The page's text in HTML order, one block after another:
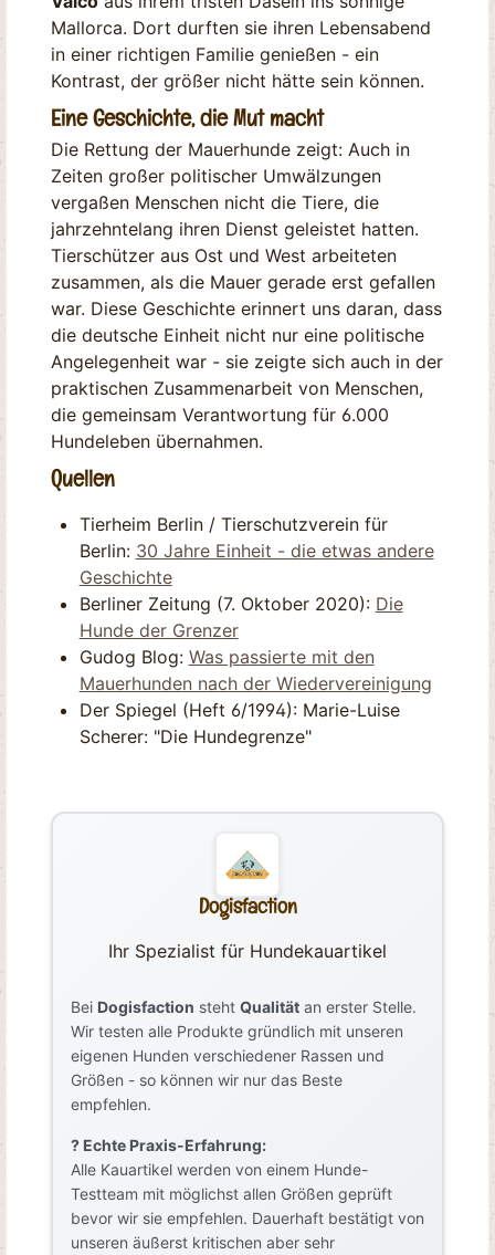
Mallorca. Dort durften sie ihren Lebensabend
in einer richtigen Familie genießen - ein
Kontrast, der größer nicht hätte sein können.
Eine Geschichte, die Mut macht
Die Rettung der Mauerhunde zeigt: Auch in
Zeiten großer politischer Umwälzungen
vergaßen Menschen nicht die Tiere, die
jahrzehntelang ihren Dienst geleistet hatten.
Tierschützer aus Ost und West arbeiteten
zusammen, als die Mauer gerade erst gefallen
war. Diese Geschichte erinnert uns daran, dass
die deutsche Einheit nicht nur eine politische
Angelegenheit war - sie zeigte sich auch in der
praktischen Zusammenarbeit von Menschen,
die gemeinsam Verantwortung für 6.000
Hundeleben übernahmen.
Quellen
Tierheim Berlin / Tierschutzverein für
Berlin: 30 Jahre Einheit - die etwas andere
Geschichte
Berliner Zeitung (7. Oktober 2020): Die
Hunde der Grenzer
Gudog Blog: Was passierte mit den
Mauerhunden nach der Wiedervereinigung
Der Spiegel (Heft 6/1994): Marie-Luise
Scherer: "Die Hundegrenze"
Dogisfaction
Ihr Spezialist für Hundekauartikel
Bei Dogisfaction steht Qualität an erster Stelle.
Wir testen alle Produkte gründlich mit unseren
eigenen Hunden verschiedener Rassen und
Größen - so können wir nur das Beste
empfehlen.
? Echte Praxis-Erfahrung:
Alle Kauartikel werden von einem Hunde-
Testteam mit möglichst allen Größen geprüft
bevor wir sie empfehlen. Dauerhaft bestätigt von
unseren äußerst kritischen aber sehr